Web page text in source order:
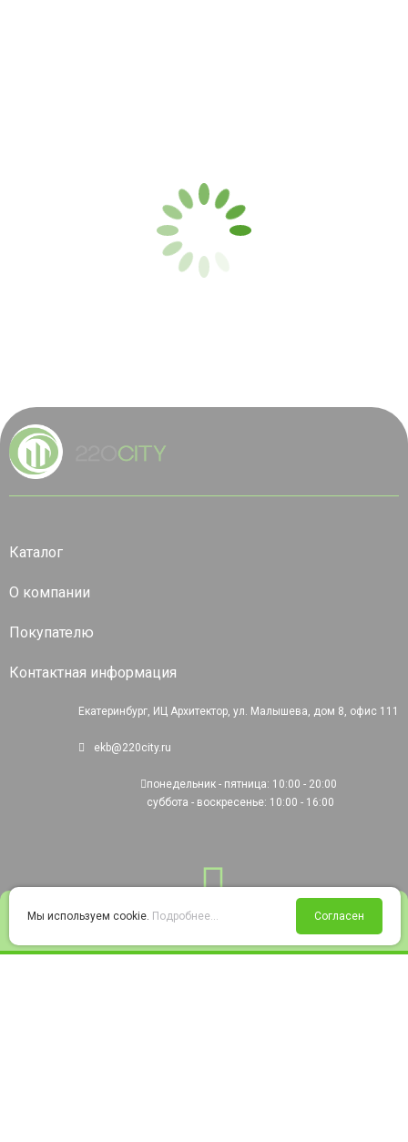
Войти Избранное Корзина
Каталог
О компании
Покупателю
Контактная информация
Екатеринбург, ИЦ Архитектор, ул. Малышева, дом 8, офис 111
ekb@220city.ru
понедельник - пятница: 10:00 - 20:00
суббота - воскресенье: 10:00 - 16:00
Мы используем cookie. Подробнее... Согласен